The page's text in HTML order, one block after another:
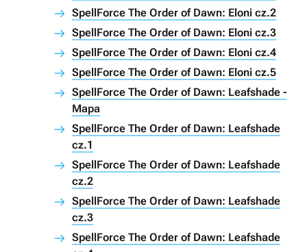
SpellForce The Order of Dawn: Eloni cz.2
SpellForce The Order of Dawn: Eloni cz.3
SpellForce The Order of Dawn: Eloni cz.4
SpellForce The Order of Dawn: Eloni cz.5
SpellForce The Order of Dawn: Leafshade -
Mapa
SpellForce The Order of Dawn: Leafshade
cz.1
SpellForce The Order of Dawn: Leafshade
cz.2
SpellForce The Order of Dawn: Leafshade
cz.3
SpellForce The Order of Dawn: Leafshade